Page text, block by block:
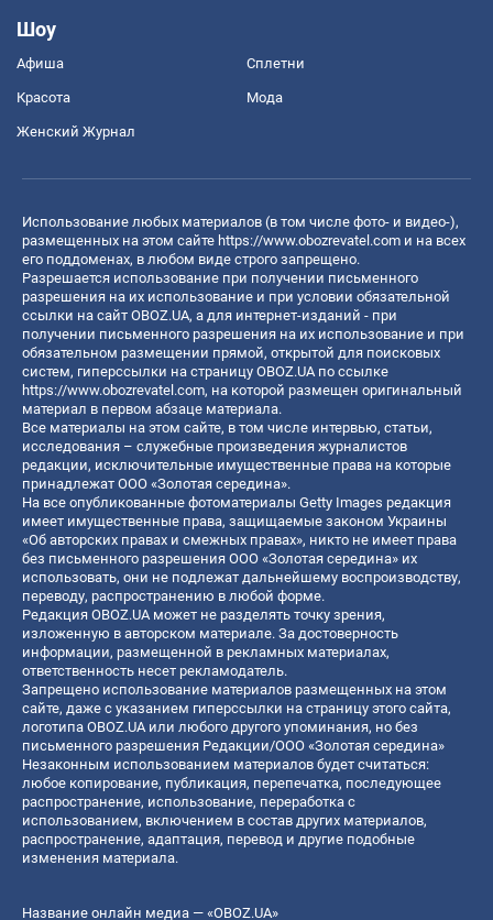
Шоу
Афиша Сплетни
Красота Мода
Женский Журнал
Использование любых материалов (в том числе фото- и видео-),
размещенных на этом сайте https://www.obozrevatel.com и на всех
его поддоменах, в любом виде строго запрещено.
Разрешается использование при получении письменного
разрешения на их использование и при условии обязательной
ссылки на сайт OBOZ.UA, а для интернет-изданий - при
получении письменного разрешения на их использование и при
обязательном размещении прямой, открытой для поисковых
систем, гиперссылки на страницу OBOZ.UA по ссылке
https://www.obozrevatel.com, на которой размещен оригинальный
материал в первом абзаце материала.
Все материалы на этом сайте, в том числе интервью, статьи,
исследования – служебные произведения журналистов
редакции, исключительные имущественные права на которые
принадлежат ООО «Золотая середина».
На все опубликованные фотоматериалы Getty Images редакция
имеет имущественные права, защищаемые законом Украины
«Об авторских правах и смежных правах», никто не имеет права
без письменного разрешения ООО «Золотая середина» их
использовать, они не подлежат дальнейшему воспроизводству,
переводу, распространению в любой форме.
Редакция OBOZ.UA может не разделять точку зрения,
изложенную в авторском материале. За достоверность
информации, размещенной в рекламных материалах,
ответственность несет рекламодатель.
Запрещено использование материалов размещенных на этом
сайте, даже с указанием гиперссылки на страницу этого сайта,
логотипа OBOZ.UA или любого другого упоминания, но без
письменного разрешения Редакции/ООО «Золотая середина»
Незаконным использованием материалов будет считаться:
любое копирование, публикация, перепечатка, последующее
распространение, использование, переработка с
использованием, включением в состав других материалов,
распространение, адаптация, перевод и другие подобные
изменения материала.
Название онлайн медиа — «OBOZ.UA»